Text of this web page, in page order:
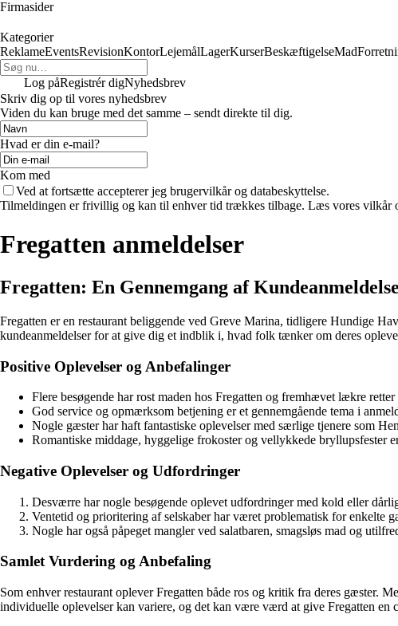
Firmasider
Kategorier
ReklameEventsRevisionKontorLejemålLagerKurserBeskæftigelseMad
Log påRegistrér digNyhedsbrev
Skriv dig op til vores nyhedsbrev
Viden du kan bruge med det samme – sendt direkte til dig.
Hvad er din e-mail?
Kom med
Ved at fortsætte accepterer jeg brugervilkår og databeskyttelse.
Tilmeldingen er frivillig og kan til enhver tid trækkes tilbage. Læs vores vilkår
Fregatten anmeldelser
Fregatten: En Gennemgang af
Fregatten er en restaurant beliggende ved Greve Marina, tidligere Hundige
kundeanmeldelser for at give dig et indblik i, hvad folk tænker om deres
Positive Oplevelser og Anbefalinger
Flere besøgende har rost maden hos Fregatten og fremhævet lækre
God service og opmærksom betjening er et gennemgående tema i
Nogle gæster har haft fantastiske oplevelser med særlige tjenere som
Romantiske middage, hyggelige frokoster og vellykkede bryllupsfester
Negative Oplevelser og Udfordringer
Desværre har nogle besøgende oplevet udfordringer med kold eller
Ventetid og prioritering af selskaber har været problematisk for enkelte
Nogle har også påpeget mangler ved salatbaren, smagsløs mad og
Samlet Vurdering og Anbefaling
Som enhver restaurant oplever Fregatten både ros og kritik fra deres gæster.
individuelle oplevelser kan variere, og det kan være værd at give Fregatten en